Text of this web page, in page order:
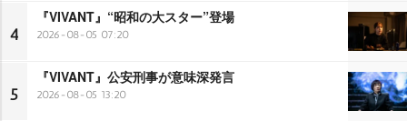
4
『VIVANT』“昭和の大スター”登場
2026-08-05 07:20
5
『VIVANT』公安刑事が意味深発言
2026-08-05 13:20